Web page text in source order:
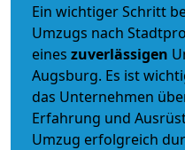
Ein wichtiger Schritt
Umzugs nach
eines zuverlässigen
Augsburg. Es ist
das Unternehmen
Erfahrung und
Umzug erfolgreich